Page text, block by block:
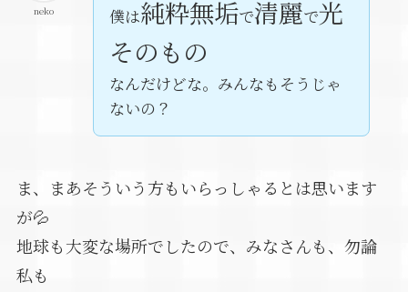
neko
僕は純粋無垢で清麗で光
そのもの
なんだけどな。みんなもそうじゃ
ないの？
ま、まあそういう方もいらっしゃるとは思います
が💦
地球も大変な場所でしたので、みなさんも、勿論
私も